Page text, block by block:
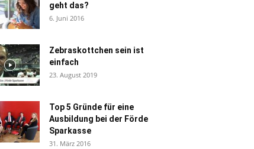
geht das?
6. Juni 2016
Zebraskottchen sein ist
einfach
23. August 2019
Top 5 Gründe für eine
Ausbildung bei der Förde
Sparkasse
31. März 2016